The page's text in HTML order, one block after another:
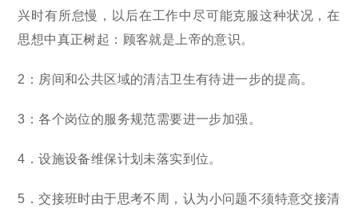
兴时有所怠慢，以后在工作中尽可能克服这种状况，在
思想中真正树起：顾客就是上帝的意识。
2：房间和公共区域的清洁卫生有待进一步的提高。
3：各个岗位的服务规范需要进一步加强。
4．设施设备维保计划未落实到位。
5．交接班时由于思考不周，认为小问题不须特意交接清